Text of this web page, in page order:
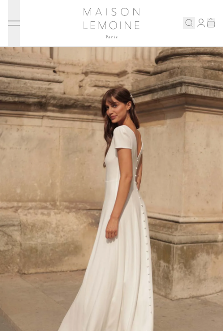
Eshop
Notre maison
Prenons rendez-vous
ENGLISH
Maison Lemoine